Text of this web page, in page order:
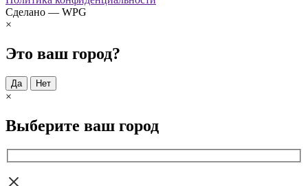
Сделано — WPG
×
Это ваш город?
Да Нет
×
Выберите ваш город